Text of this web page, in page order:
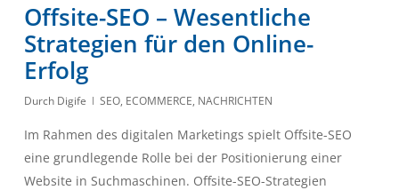
Offsite-SEO – Wesentliche
Strategien für den Online-
Erfolg
Durch Digife SEO, ECOMMERCE, NACHRICHTEN
Im Rahmen des digitalen Marketings spielt Offsite-SEO
eine grundlegende Rolle bei der Positionierung einer
Website in Suchmaschinen. Offsite-SEO-Strategien